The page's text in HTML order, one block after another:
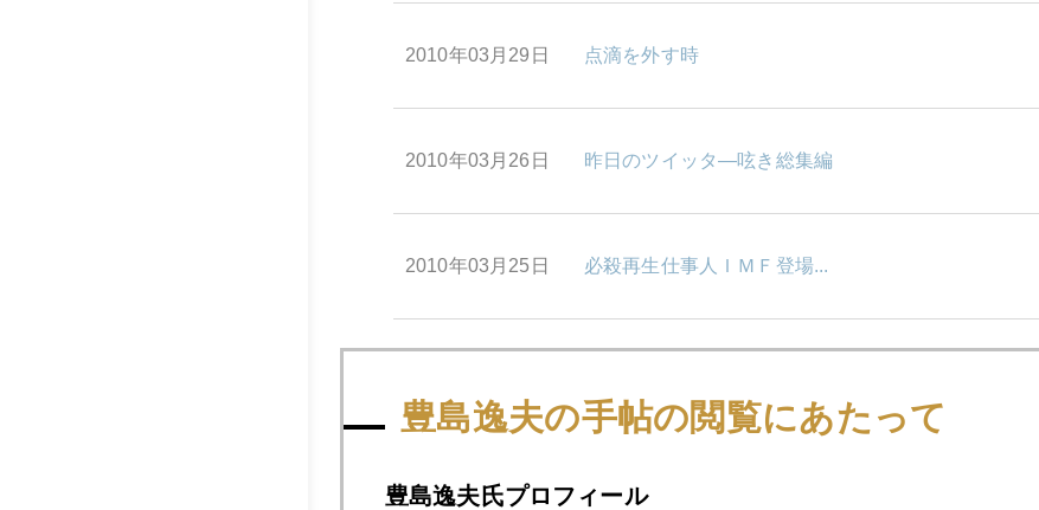
2010年03月29日 点滴を外す時
2010年03月26日 昨日のツイッタ―呟き総集編
2010年03月25日 必殺再生仕事人ＩＭＦ登場...
豊島逸夫の手帖の閲覧にあたって
豊島逸夫氏プロフィール